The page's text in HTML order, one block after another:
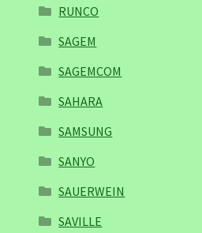
RUNCO
SAGEM
SAGEMCOM
SAHARA
SAMSUNG
SANYO
SAUERWEIN
SAVILLE